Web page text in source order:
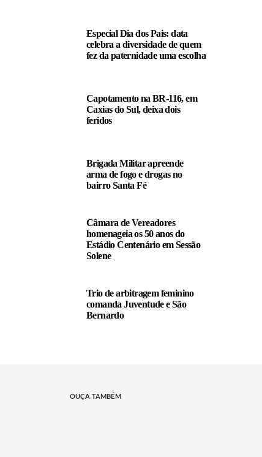
Especial Dia dos Pais: data
celebra a diversidade de quem
fez da paternidade uma escolha
Capotamento na BR-116, em
Caxias do Sul, deixa dois
feridos
Brigada Militar apreende
arma de fogo e drogas no
bairro Santa Fé
Câmara de Vereadores
homenageia os 50 anos do
Estádio Centenário em Sessão
Solene
Trio de arbitragem feminino
comanda Juventude e São
Bernardo
OUÇA TAMBÉM